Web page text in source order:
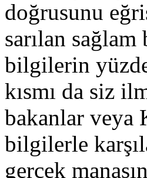
doğrusunu
sarılan
bilgilerin
kısmı da siz
bakanlar veya
bilgilerle
gerçek